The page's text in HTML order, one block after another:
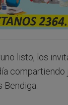
listo, los
compartiendo
Bendiga.